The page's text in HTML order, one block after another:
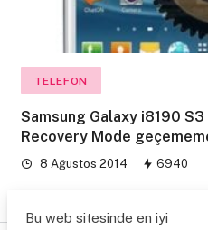
TELEFON
Samsung Galaxy i8190 S3
Recovery Mode
8 Ağustos 2014 6940
Bu web sitesinde en iyi